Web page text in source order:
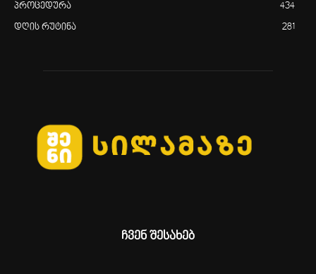
პროცედურა 434
დღის რუტინა 281
ჩვენ შესახებ